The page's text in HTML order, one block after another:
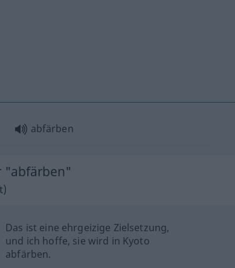
abfärben
"abfärben"
Das ist eine ehrgeizige Zielsetzung,
und ich hoffe, sie wird in Kyoto
abfärben.